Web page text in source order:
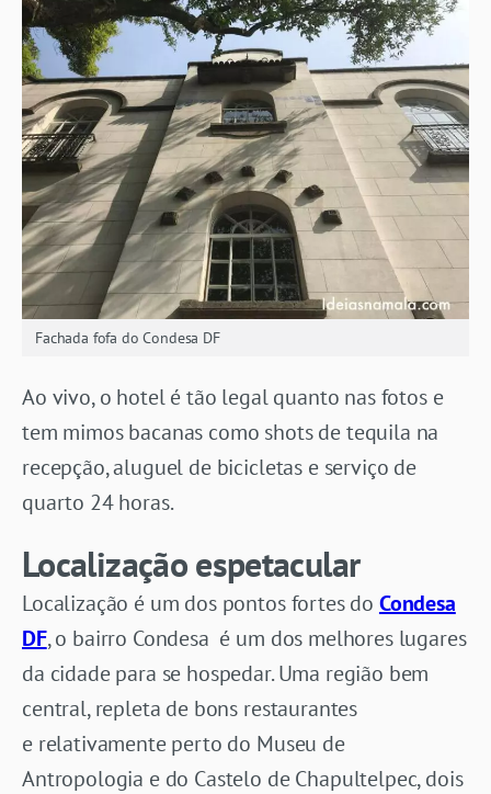
Fachada fofa do Condesa DF
Ao vivo, o hotel é tão legal quanto nas fotos e
tem mimos bacanas como shots de tequila na
recepção, aluguel de bicicletas e serviço de
quarto 24 horas.
Localização espetacular
Localização é um dos pontos fortes do Condesa
DF, o bairro Condesa é um dos melhores lugares
da cidade para se hospedar. Uma região bem
central, repleta de bons restaurantes
e relativamente perto do Museu de
Antropologia e do Castelo de Chapultelpec, dois